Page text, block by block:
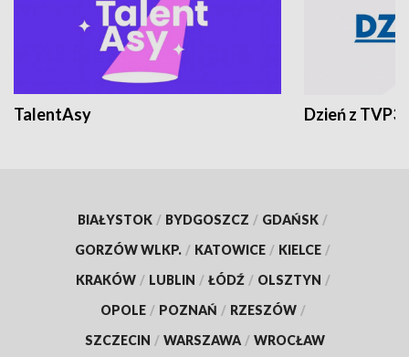
TalentAsy Dzień z TVP3
BIAŁYSTOK / BYDGOSZCZ / GDAŃSK /
GORZÓW WLKP. / KATOWICE / KIELCE /
KRAKÓW / LUBLIN / ŁÓDŹ / OLSZTYN /
OPOLE / POZNAŃ / RZESZÓW /
SZCZECIN / WARSZAWA / WROCŁAW